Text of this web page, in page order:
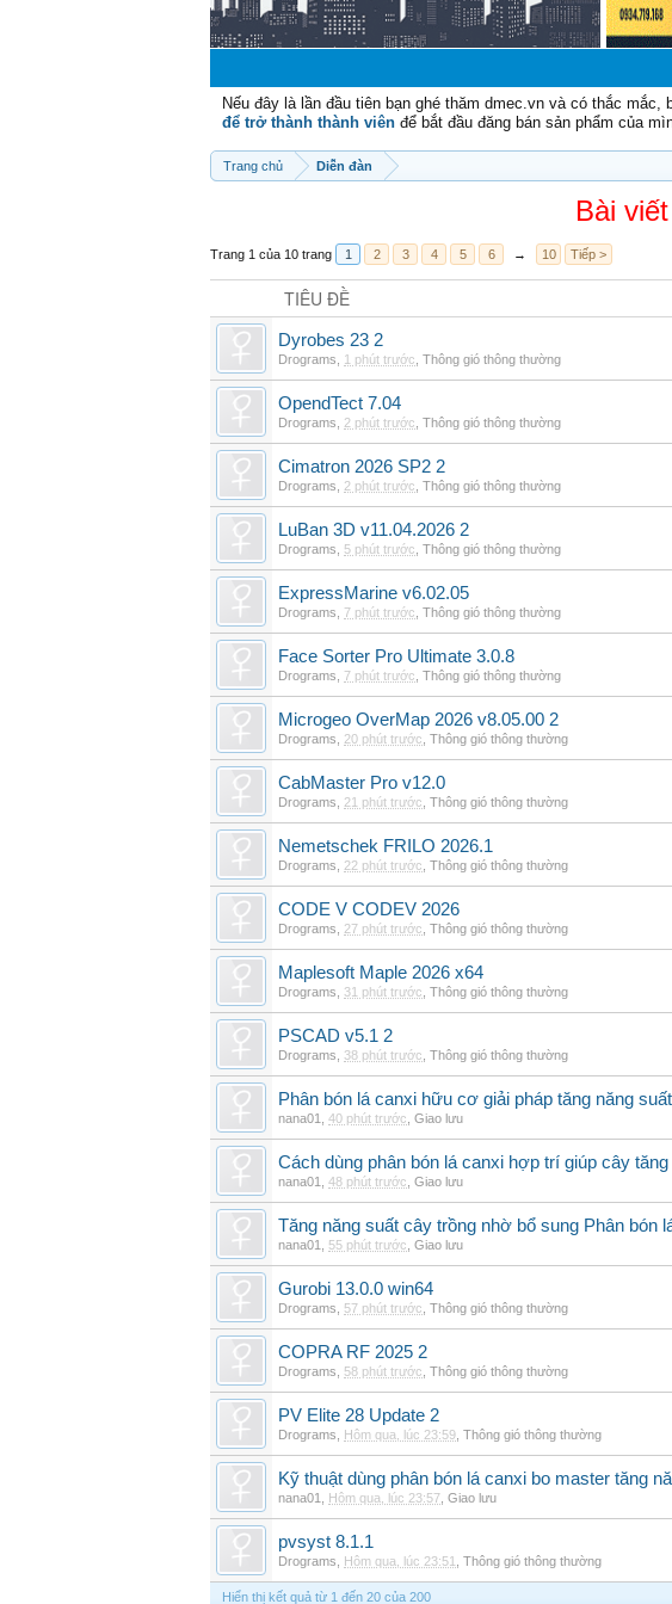
Nếu đây là lần đầu tiên bạn ghé thăm dmec.vn và có thắc mắc,
để trở thành thành viên để bắt đầu đăng bán sản phẩm của
Trang chủ Diễn đàn
Bài
Trang 1 của 10 trang 1 2 3 4 5 6 → 10 Tiếp >
TIÊU ĐỀ
Dyrobes 23 2
Drograms 1 phút trước Thông gió thông thường
OpendTect 7.04
Drograms 2 phút trước Thông gió thông thường
Cimatron 2026 SP2 2
Drograms 2 phút trước Thông gió thông thường
LuBan 3D v11.04.2026 2
Drograms 5 phút trước Thông gió thông thường
ExpressMarine v6.02.05
Drograms 7 phút trước Thông gió thông thường
Face Sorter Pro Ultimate 3.0.8
Drograms 7 phút trước Thông gió thông thường
Microgeo OverMap 2026 v8.05.00 2
Drograms 20 phút trước Thông gió thông thường
CabMaster Pro v12.0
Drograms 21 phút trước Thông gió thông thường
Nemetschek FRILO 2026.1
Drograms 22 phút trước Thông gió thông thường
CODE V CODEV 2026
Drograms 27 phút trước Thông gió thông thường
Maplesoft Maple 2026 x64
Drograms 31 phút trước Thông gió thông thường
PSCAD v5.1 2
Drograms 38 phút trước Thông gió thông thường
Phân bón lá canxi hữu cơ giải pháp tăng năng
nana01 40 phút trước Giao lưu
Cách dùng phân bón lá canxi hợp trí giúp cây tăng
nana01 48 phút trước Giao lưu
Tăng năng suất cây trồng nhờ bổ sung Phân bón
nana01 55 phút trước Giao lưu
Gurobi 13.0.0 win64
Drograms 57 phút trước Thông gió thông thường
COPRA RF 2025 2
Drograms 58 phút trước Thông gió thông thường
PV Elite 28 Update 2
Drograms Hôm qua, lúc 23:59 Thông gió thông thường
Kỹ thuật dùng phân bón lá canxi bo master tăng
nana01 Hôm qua, lúc 23:57 Giao lưu
pvsyst 8.1.1
Drograms Hôm qua, lúc 23:51 Thông gió thông thường
Hiển thị kết quả từ 1 đến 20 của 200